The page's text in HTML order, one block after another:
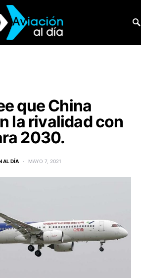
que China
la rivalidad con
2030.
AL DÍA MAYO 7, 2021